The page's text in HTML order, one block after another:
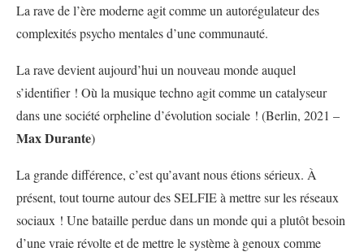
La rave de l’ère moderne agit comme un autorégulateur des
complexités psycho mentales d’une communauté.
La rave devient aujourd’hui un nouveau monde auquel
s’identifier ! Où la musique techno agit comme un catalyseur
dans une société orpheline d’évolution sociale ! (Berlin, 2021 –
Max Durante)
La grande différence, c’est qu’avant nous étions sérieux. À
présent, tout tourne autour des SELFIE à mettre sur les réseaux
sociaux ! Une bataille perdue dans un monde qui a plutôt besoin
d’une vraie révolte et de mettre le système à genoux comme